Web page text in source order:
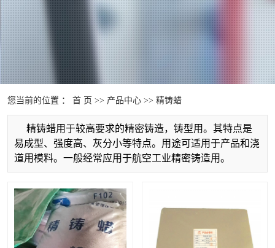
您当前的位置 ： 首 页 >> 产品中心 >> 精铸蜡
精铸蜡用于较高要求的精密铸造，铸型用。其特点是
易成型、强度高、灰分小等特点。用途可适用于产品和浇
道用模料。一般经常应用于航空工业精密铸造用。